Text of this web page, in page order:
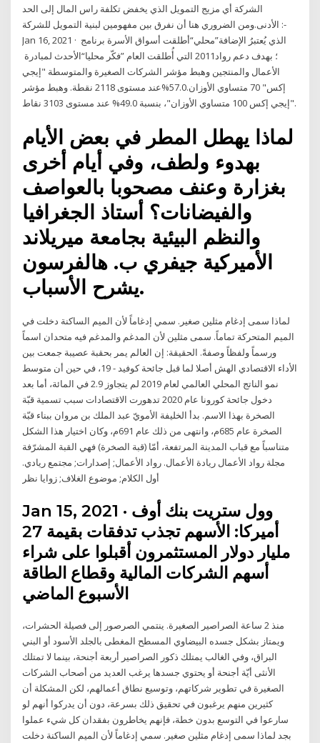
الشركة أي مزيج التمويل الذي يخفض تكلفة راس المال إلى الحد
الأدنى.ومن الضروري هنا أن نفرق بين مفهومين لبنية التمويل للشركة :-
Jan 16, 2021 · أطلقت‭ ‬أسواق‭ ‬الأسرة‭ ‬برنامج‭ ‬“محلي”‭ ‬الذي‭ ‬يُعتبرُ‭ ‬الإضافة‭
‬الأعمال‭ ‬والمنتجين وهبط مؤشر الشركات الصغيرة والمتوسطة "إيجي
إكس" 70 متساوي الأوزان.57.0%عند مستوى 2118 نقطة. وهبط مؤشر
"إيجي إكس 100 متساوي الأوزان"، بنسبة 49.0% عند مستوى 3103 نقاط.
لماذا يهطل المطر في بعض الأيام
بهدوء ولطف، وفي أيام أخرى
بغزارة وعنف مصحوبا بالعواصف
والفيضانات؟ أستاذ الجغرافيا
والنظم البيئية بجامعة ميريلاند
الأميركية جيفري ب. هالفرسون
يشرح الأسباب.
لماذا سمى إدغام مثلين صغير. سمي إدغاماً لأن الميم الساكنة دخلت في
الميم المتحركة تماماً. سمى مثلين لأن المدغم والمدغم فيه متحدان اسماً
ورسماً ولفظاً وصفةً. الحقيقة: إن العالم يمر بحقبة عصيبة جمعت بين
الأداء الاقتصادي الهش أصلا لما قبل جائحة كوفيد - 19، في حين أن متوسط
نمو الناتج المحلي العالمي لعام 2019 لم يتجاوز 2.9 في المائة، أما بعد
دخول جائحة كورونا عام 2020 تدهورت الاقتصادات سبب تسمية قبّة
الصخرة بهذا الاسم. بدأ الخليفة الأمويّ عبد الملك بن مروان ببناء قبّة
الصخرة عام 685م، وانتهى من ذلك عام 691م، وكان اختيار هذا الشكل
متناسباً مع قباب المدينة المرتفعة، أمّا (قبة الصخرة) فهي القبة المشرّفة
مجلة رواد الأعمال ريادة الأعمال. رواد الأعمال; إصدارات; مجتمع ريادي.
أول الكلام; موضوع الغلاف; زوايا نظر
Jan 15, 2021 · وول ستريت بنك أوف
أميركا: الأسهم تجذب تدفقات بقيمة 27
مليار دولار المستثمرون أقبلوا على شراء
أسهم الشركات المالية وقطاع الطاقة
الأسبوع الماضي
منذ 2 ساعة الصراصير الصغيرة. ينتمي الصرصور إلى فصيلة الحشرات،
ويمتاز بشكل جسده البيضاوي المسطح المغطى بالجلد الأسود أو البني
البراق، وفي الغالب يمتلك ذكور الصراصير أربعة أجنحة، بينما لا تمتلك
الأنثى أيّة أجنحة أو يحتوي جسدها يرغب العديد من أصحاب الشركات
الصغيرة في تطوير شركاتهم، وتوسيع نطاق أعمالهم، لكن المشكلة أن
كثيرين منهم يرغبون في تحقيق ذلك بسرعة، دون أن يدركوا أنهم لو
سارعوا في التوسع بدون خطة، فإنهم يخاطرون بفقدان كل شيء عملوا
بجد لماذا سمى إدغام مثلين صغير. سمي إدغاماً لأن الميم الساكنة دخلت